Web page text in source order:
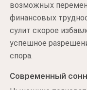
возможных
финансовых
сулит скорое
успешное
спора.
Современный